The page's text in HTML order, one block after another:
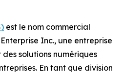
est le nom commercial
Inc., une entreprise
solutions numériques
En tant que division